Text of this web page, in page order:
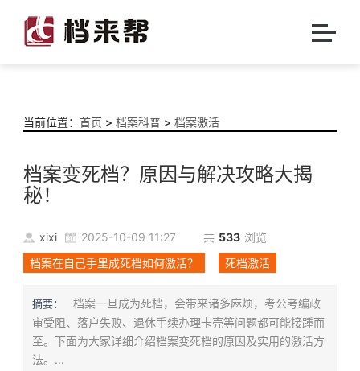
当前位置： 首页 > 档案科普> 档案激活
档案变死档？原因与解决攻略大揭
秘！
xixi 2025-10-09 11:27 共 533 浏览
档案在自己手里成死档如何激活？
死档激活
摘要：
档案一旦成为死档，会带来诸多麻烦，考公考编政
审受阻、落户失败、退休手续办理卡壳等问题都可能接踵而
至。下面为大家详细介绍档案变死档的原因及实用的激活方
法。...